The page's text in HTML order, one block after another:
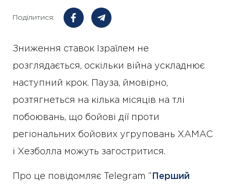
Поділитися:
Зниження ставок Ізраїлем не
розглядається, оскільки війна ускладнює
наступний крок. Пауза, ймовірно,
розтягнеться на кілька місяців на тлі
побоювань, що бойові дії проти
регіональних бойових угруповань ХАМАС
і Хезболла можуть загостритися.
Про це повідомляє Telegram “ Перший